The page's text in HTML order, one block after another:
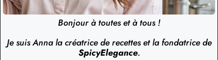
Bonjour à toutes et à tous !
Je suis Anna la créatrice de recettes et la fondatrice de
SpicyElegance.